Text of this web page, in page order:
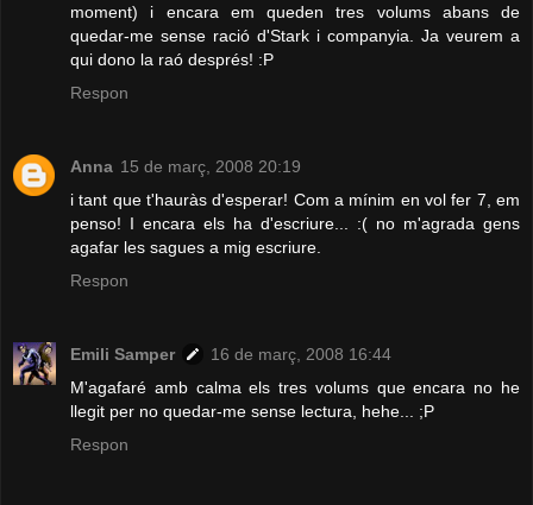
moment) i encara em queden tres volums abans de
quedar-me sense ració d'Stark i companyia. Ja veurem a
qui dono la raó després! :P
Respon
Anna 15 de març, 2008 20:19
i tant que t'hauràs d'esperar! Com a mínim en vol fer 7, em
penso! I encara els ha d'escriure... :( no m'agrada gens
agafar les sagues a mig escriure.
Respon
Emili Samper
16 de març, 2008 16:44
M'agafaré amb calma els tres volums que encara no he
llegit per no quedar-me sense lectura, hehe... ;P
Respon